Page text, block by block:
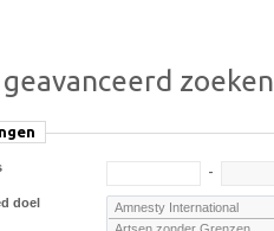
zoeken
-
doel